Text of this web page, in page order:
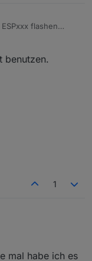
flashen
JTAG flashen
hierfür ja dann
kommt da kein Saft
benutzen.
1
mal habe ich es